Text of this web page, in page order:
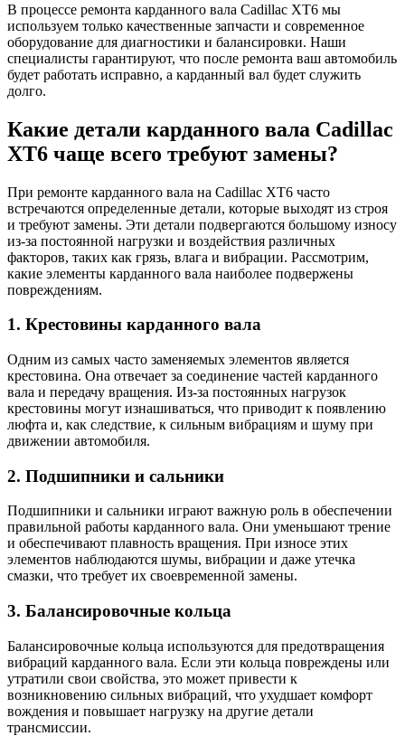
В процессе ремонта карданного вала Cadillac XT6 мы
используем только качественные запчасти и современное
оборудование для диагностики и балансировки. Наши
специалисты гарантируют, что после ремонта ваш автомобиль
будет работать исправно, а карданный вал будет служить
долго.
Какие детали карданного вала Cadillac
XT6 чаще всего требуют замены?
При ремонте карданного вала на Cadillac XT6 часто
встречаются определенные детали, которые выходят из строя
и требуют замены. Эти детали подвергаются большому износу
из-за постоянной нагрузки и воздействия различных
факторов, таких как грязь, влага и вибрации. Рассмотрим,
какие элементы карданного вала наиболее подвержены
повреждениям.
1. Крестовины карданного вала
Одним из самых часто заменяемых элементов является
крестовина. Она отвечает за соединение частей карданного
вала и передачу вращения. Из-за постоянных нагрузок
крестовины могут изнашиваться, что приводит к появлению
люфта и, как следствие, к сильным вибрациям и шуму при
движении автомобиля.
2. Подшипники и сальники
Подшипники и сальники играют важную роль в обеспечении
правильной работы карданного вала. Они уменьшают трение
и обеспечивают плавность вращения. При износе этих
элементов наблюдаются шумы, вибрации и даже утечка
смазки, что требует их своевременной замены.
3. Балансировочные кольца
Балансировочные кольца используются для предотвращения
вибраций карданного вала. Если эти кольца повреждены или
утратили свои свойства, это может привести к
возникновению сильных вибраций, что ухудшает комфорт
вождения и повышает нагрузку на другие детали
трансмиссии.